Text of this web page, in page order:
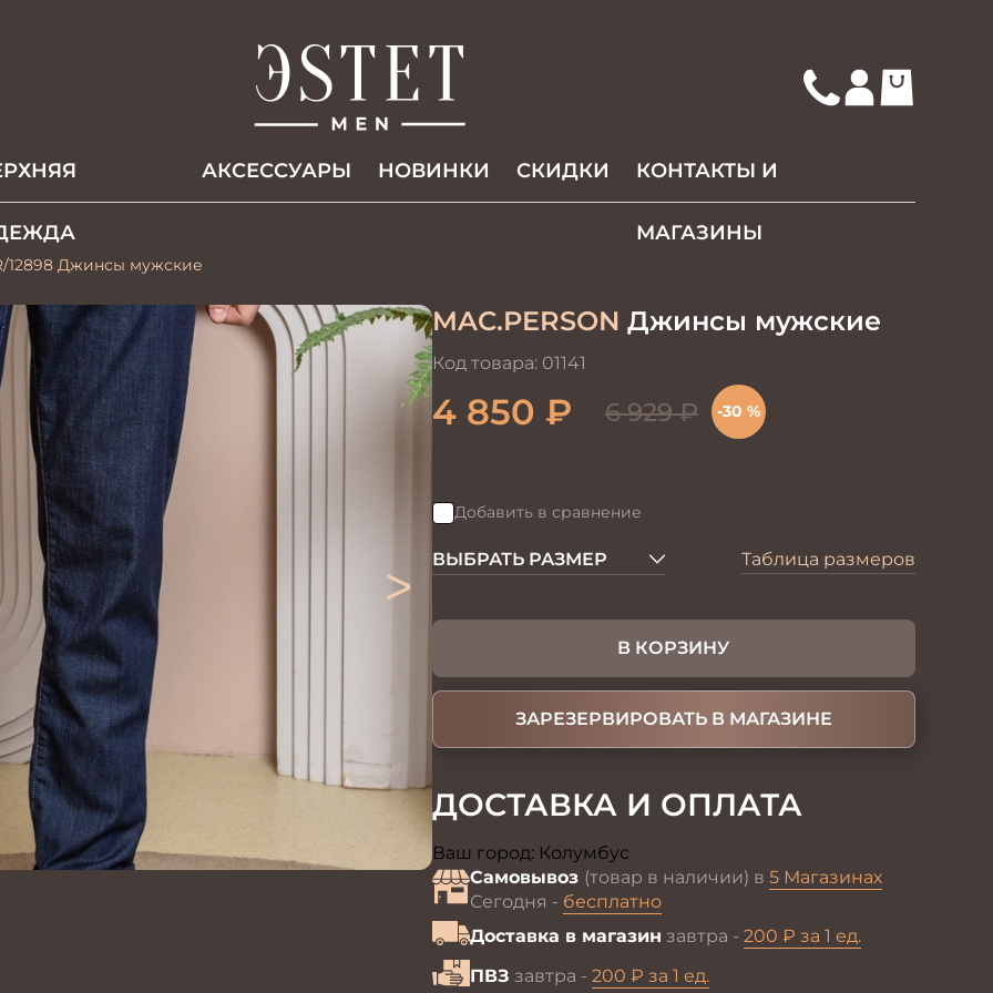
АКCЕССУАРЫ НОВИНКИ СКИДКИ КОНТАКТЫ И
МАГАЗИНЫ
12898 Джинсы мужские
>
MAC.PERSON Джинсы мужские
Код товара: 01141
4 850 ₽ 6 929₽ -30 %
Добавить в сравнение
ВЫБРАТЬ РАЗМЕР Таблица размеров
В КОРЗИНУ
ЗАРЕЗЕРВИРОВАТЬ В МАГАЗИНЕ
ДОСТАВКА И ОПЛАТА
Ваш город: Колумбус
Самовывоз (товар в наличии) в 5 Магазинах
Сегодня - бесплатно
Доставка в магазин завтра - 200 ₽ за 1 ед.
ПВЗ завтра - 200 ₽ за 1 ед.